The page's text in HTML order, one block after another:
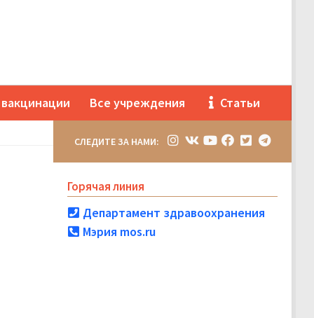
вакцинации Все учреждения Статьи
СЛЕДИТЕ ЗА НАМИ:
Горячая линия
Департамент здравоохранения
Мэрия mos.ru